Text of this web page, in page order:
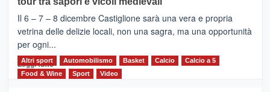
ALCANTARA
–
Vivicittà,
alla
scoperta
del
territorio,
Il 6 – 7 – 8 dicembre Castiglione sarà una vera e propria
vetrina delle delizie locali, non una sagra, ma una opportunità
per ogni...
Leggi tuttoLeggi
di
Altri sport Automobilismo Basket Calcio
Calcio a 5
Food & Wine
Sport Video